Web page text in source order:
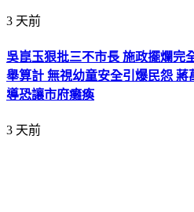
3 天前
吳崑玉狠批三不市長 施政擺爛完
舉算計 無視幼童安全引爆民怨
導恐讓市府癱瘓
3 天前